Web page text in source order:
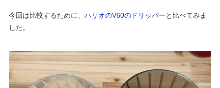
今回は比較するために、 ハリオのV60のドリッパー と比べてみま
した。